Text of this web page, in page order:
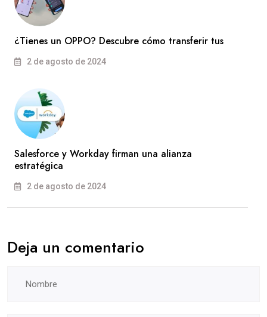
¿Tienes un OPPO? Descubre cómo transferir tus
2 de agosto de 2024
Salesforce y Workday firman una alianza
estratégica
2 de agosto de 2024
Deja un comentario